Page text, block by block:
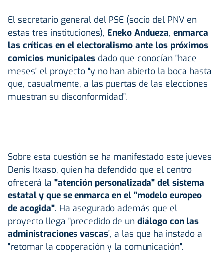
El secretario general del PSE (socio del PNV en
estas tres instituciones), Eneko Andueza, enmarca
las críticas en el electoralismo ante los próximos
comicios municipales dado que conocían "hace
meses" el proyecto "y no han abierto la boca hasta
que, casualmente, a las puertas de las elecciones
muestran su disconformidad".
Sobre esta cuestión se ha manifestado este jueves
Denis Itxaso, quien ha defendido que el centro
ofrecerá la "atención personalizada" del sistema
estatal y que se enmarca en el "modelo europeo
de acogida". Ha asegurado además que el
proyecto llega "precedido de un diálogo con las
administraciones vascas", a las que ha instado a
"retomar la cooperación y la comunicación".